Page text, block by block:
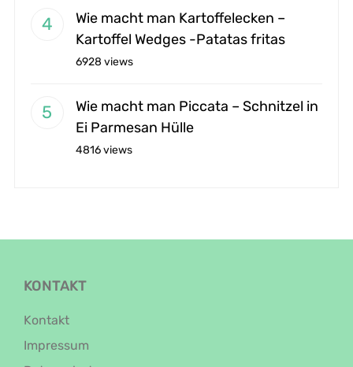
Wie macht man Kartoffelecken –
Kartoffel Wedges -Patatas fritas
6928 views
Wie macht man Piccata – Schnitzel in
Ei Parmesan Hülle
4816 views
KONTAKT
Kontakt
Impressum